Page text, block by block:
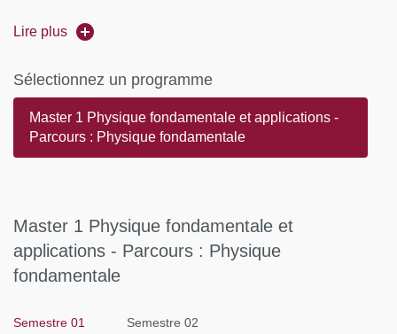
de techniques et de connaissances.
Le premier semestre est constitué de trois enseignements
formant un socle généraliste communs à tous les étudiant-
e-s, de deux enseignements qui dépendent de la
thématique principale choisie, et d’un enseignement à
Physique quantique I
Physique statistique
Physique numérique
Lire plus
Sélectionnez un programme
Master 1 Physique fondamentale et applications -
Parcours : Physique fondamentale
Master 1 Physique fondamentale et
applications - Parcours : Physique
fondamentale
Semestre 01 Semestre 02